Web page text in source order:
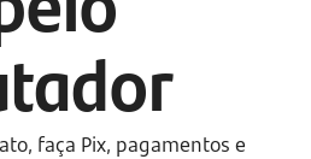
faça Pix, pagamentos e